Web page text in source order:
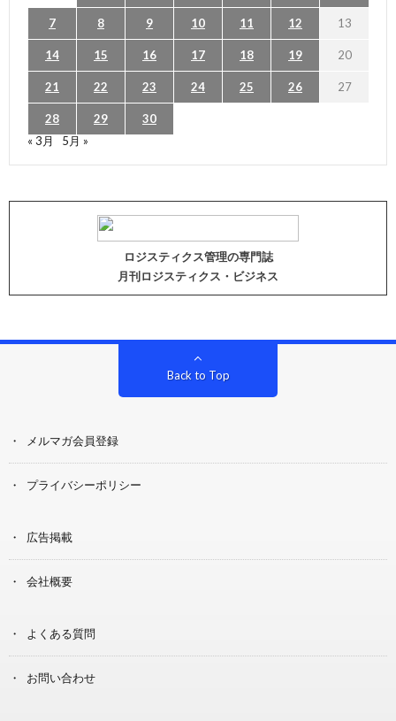
7 8 9 10 11 12 13
14 15 16 17 18 19 20
21 22 23 24 25 26 27
28 29
30
« 3月
5月 »
ロジスティクス管理の専門誌
月刊ロジスティクス・ビジネス
Back to Top
メルマガ会員登録
プライバシーポリシー
広告掲載
会社概要
よくある質問
お問い合わせ